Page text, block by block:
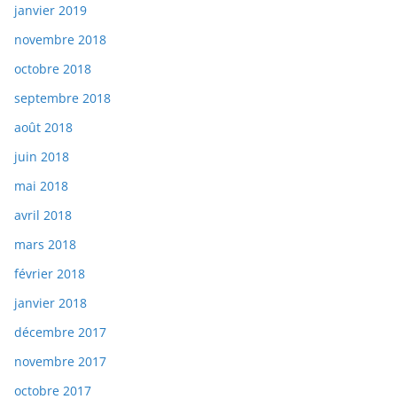
janvier 2019
novembre 2018
octobre 2018
septembre 2018
août 2018
juin 2018
mai 2018
avril 2018
mars 2018
février 2018
janvier 2018
décembre 2017
novembre 2017
octobre 2017